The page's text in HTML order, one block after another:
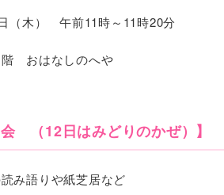
（木） 午前11時～11時20分
階 おはなしのへや
会 （12日はみどりのかぜ）】
読み語りや紙芝居など